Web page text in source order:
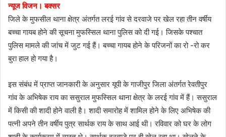
न्यूज विजन। बक्सर
जिले के मुफसील थाना क्षेत्र अंतर्गत लरई गांव से दरवाजे पर खेल रहा तीन वर्षीय
बच्चा गायब होने की सूचना मुफस्सिल थाना पुलिस को दी गई। जिसके पश्चात
पुलिस मामले की जांच में जुट गई हैं। बच्चा गायब होने के परिजनों का रो -रो कर
बुरा हाल हो गया है।
इस संबंध में प्राप्त जानकारी के अनुसार यूपी के गाजीपुर जिला अंतर्गत रेवतीपुर
गांव के अभिषेक राय का ससुराल मुफस्सिल थाना क्षेत्र के लरई गांव में हैं। ससुराल
में किसी की शादी होने वाली है। शादी समारोह में शामिल होने के लिए अभिषेक की
पत्नी अपने तीन वर्षीय पुत्र सार्थक राय के साथ आई थी। रविवार को घर के लोग